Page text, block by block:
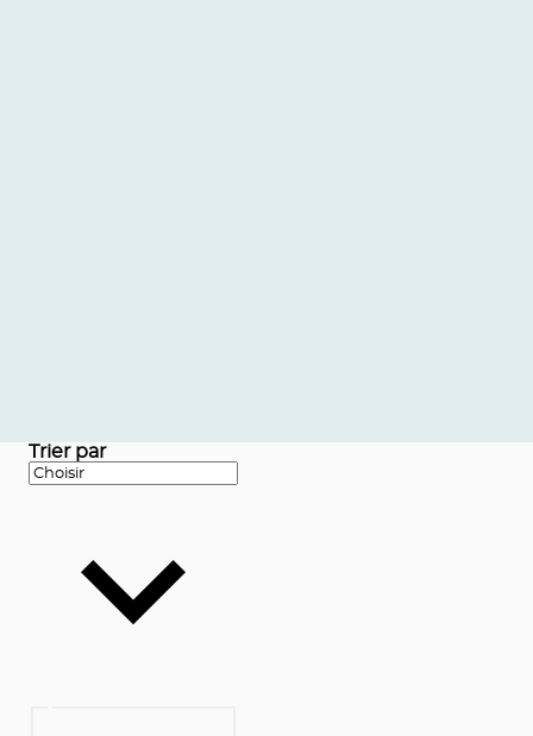
Trier par